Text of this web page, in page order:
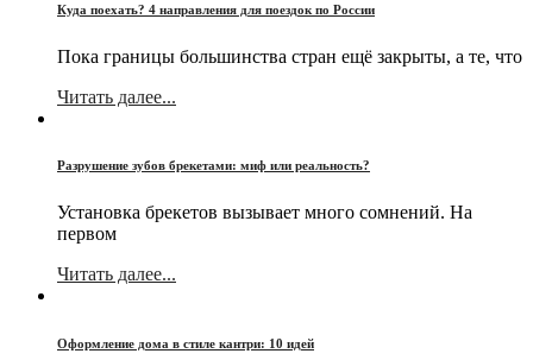
Куда поехать? 4 направления для поездок по России
Пока границы большинства стран ещё закрыты, а те, что
Читать далее...
Разрушение зубов брекетами: миф или реальность?
Установка брекетов вызывает много сомнений. На
первом
Читать далее...
Оформление дома в стиле кантри: 10 идей